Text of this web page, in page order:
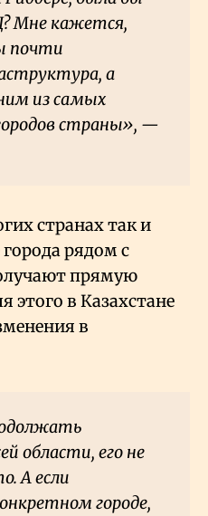
Мне кажется,
почти
а
из самых
страны», —
странах так и
рядом с
прямую
этого в Казахстане
в
области, его не
А если
городе,